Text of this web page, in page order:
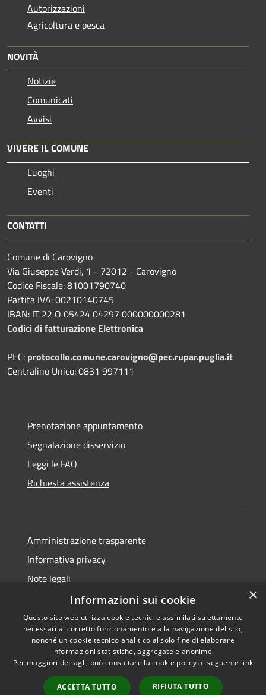
Autorizzazioni
Agricoltura e pesca
NOVITÀ
Notizie
Comunicati
Avvisi
VIVERE IL COMUNE
Luoghi
Eventi
CONTATTI
Comune di Carovigno
Via Giuseppe Verdi, 1 - 72012 - Carovigno
Codice Fiscale: 81001790740
Partita IVA: 00210140745
IBAN: IT 22 O 05424 04297 000000000281
Codici di fatturazione Elettronica
PEC: protocollo.comune.carovigno@pec.rupar.puglia.it
Centralino Unico: 0831 997111
Prenotazione appuntamento
Segnalazione disservizio
Leggi le FAQ
Richiesta assistenza
Amministrazione trasparente
Informativa privacy
Note legali
Dichiarazione di accessibilità
RSS
Accessibilità
Copyright © 2026 • Comune di
Municipium•
Accesso
×
Informazioni sui cookie
Questo sito web utilizza cookie tecnici e assimilati strettamente
necessari al corretto funzionamento e alla navigazione del sito,
nonché un cookie tecnico analitico al solo fine di elaborare
informazioni statistiche, aggregate e anonime.
Per maggiori dettagli, può consultare la cookie policy al seguente link
ACCETTA TUTTO RIFIUTA TUTTO